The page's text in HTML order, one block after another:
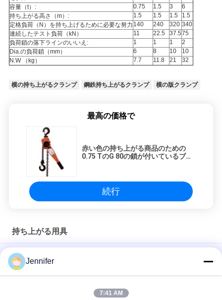
用
を
要
求
プ
ラ
容量（t）:
0.75 1.5 3
6
持ち上がる高さ（m）:
1.5 1.5 1.5
1.5
定格負荷（N）を持ち上げるために必要な努力 140 240 320 340
連続したテスト負荷（kN）
11 22.5 37.575
負荷鎖の落下ラインのいいえ:
1 1 1
2
Dia.の負荷鎖（mm）
6 8 10
10
N.W （kg）
7.7 11.8 21 32
横の持ち上がるクランプ 鋼鉄持ち上がるクランプ 横の版クランプ
最高の価格で
赤い色の持ち上がる商品のための
0.75 TのG 80の鎖が付いているブロ
続行
持ち上がる用具
G80 合金鋼フック付き手動チェーンホイスト 高耐久ハンドチェ
ーンブロック
Jennifer
7:41 AM